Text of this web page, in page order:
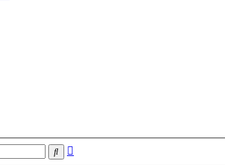
Suche